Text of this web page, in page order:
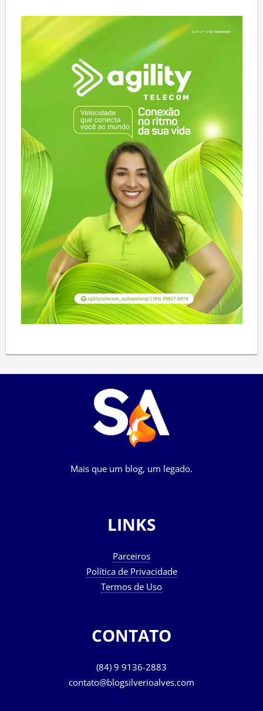
Mais que um blog, um legado.
LINKS
Parceiros
Política de Privacidade
Termos de Uso
CONTATO
(84) 9 9136-2883
contato@blogsilverioalves.com